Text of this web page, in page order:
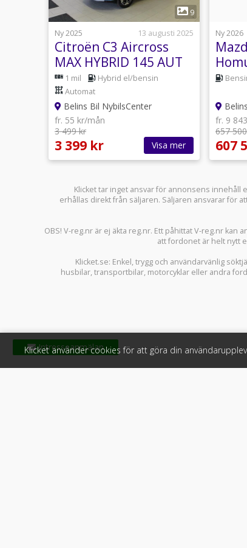
1
9
Ny 2025
13 augusti 2025
Citroën C3 Aircross
MAX HYBRID 145 AUT
1 mil
Hybrid el/bensin
Automat
Belins Bil NybilsCenter
fr. 55 kr/mån
3 499 kr
3 399 kr Visa mer
Ny 2026
fr. 9
657
607
Klicket tar inget ansvar för annonsens innehåll
erhållas direkt från säljaren. Säljaren ansvarar för
OBS! V-reg.nr är ej äkta reg.nr. Ett påhittat V-reg.nr
att fordonet är helt nytt
Klicket.se: Enkel, trygg och användarvänlig
husbilar,transportbilar, motorcyklar eller andra
Klicket använder cookies för att göra din